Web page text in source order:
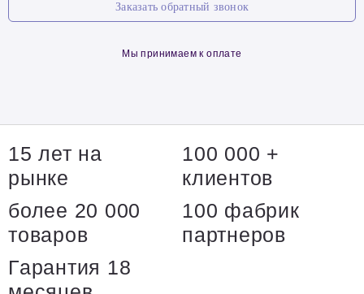
Заказать обратный звонок
Мы принимаем к оплате
15 лет на
рынке
100 000 +
клиентов
более 20 000
товаров
100 фабрик
партнеров
Гарантия 18